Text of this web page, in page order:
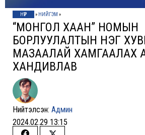
НҮҮР » НИЙГЭМ »
“МОНГОЛ ХААН” НОМЫН
БОРЛУУЛАЛТЫН НЭГ
МАЗААЛАЙ ХАМГААЛАХ
ХАНДИВЛАВ
Нийтэлсэн: Админ
2024.02.29 13:15